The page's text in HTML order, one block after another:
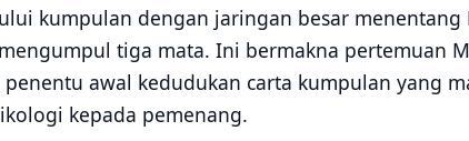
kumpulan dengan jaringan besar menentang
tiga mata. Ini bermakna pertemuan
awal kedudukan carta kumpulan yang
kepada pemenang.